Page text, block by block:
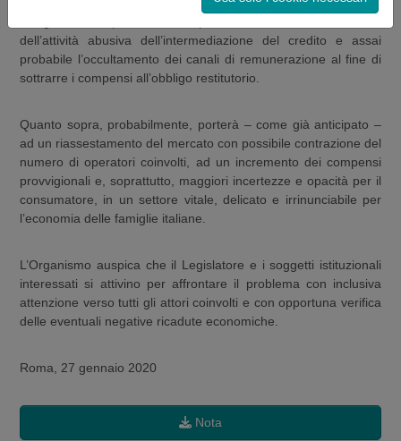
dell’attività abusiva dell’intermediazione del credito e assai
probabile l’occultamento dei canali di remunerazione al fine di
sottrarre i compensi all’obbligo restitutorio.
Quanto sopra, probabilmente, porterà – come già anticipato –
ad un riassestamento del mercato con possibile contrazione del
numero di operatori coinvolti, ad un incremento dei compensi
provvigionali e, soprattutto, maggiori incertezze e opacità per il
consumatore, in un settore vitale, delicato e irrinunciabile per
l’economia delle famiglie italiane.
L’Organismo auspica che il Legislatore e i soggetti istituzionali
interessati si attivino per affrontare il problema con inclusiva
attenzione verso tutti gli attori coinvolti e con opportuna verifica
delle eventuali negative ricadute economiche.
Roma, 27 gennaio 2020
Nota